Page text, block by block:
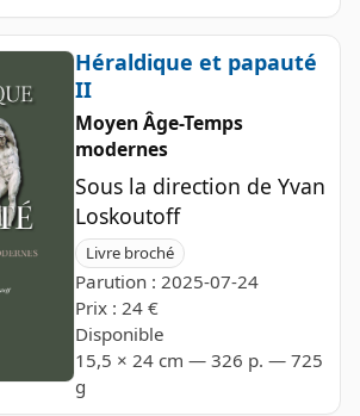
Héraldique et papauté
II
Moyen Âge-Temps
modernes
Sous la direction de Yvan
Loskoutoff
Livre broché
Parution : 2025-07-24
Prix : 24 €
Disponible
15,5 × 24 cm — 326 p. — 725
g